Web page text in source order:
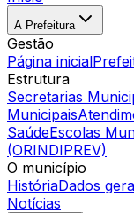
A Prefeitura
Gestão
Página inicial
Estrutura
Secretarias
Municipais
SaúdeEscolas
(ORINDIPREV)
O município
HistóriaDados
Notícias